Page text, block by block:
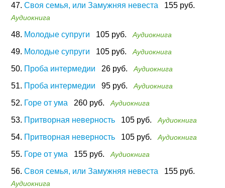
47. Своя семья, или Замужняя невеста 155 руб.
Аудиокнига
48. Молодые супруги 105 руб. Аудиокнига
49. Молодые супруги 105 руб. Аудиокнига
50. Проба интермедии 26 руб. Аудиокнига
51. Проба интермедии 95 руб. Аудиокнига
52. Горе от ума 260 руб. Аудиокнига
53. Притворная неверность 105 руб. Аудиокнига
54. Притворная неверность 105 руб. Аудиокнига
55. Горе от ума 155 руб. Аудиокнига
56. Своя семья, или Замужняя невеста 155 руб.
Аудиокнига